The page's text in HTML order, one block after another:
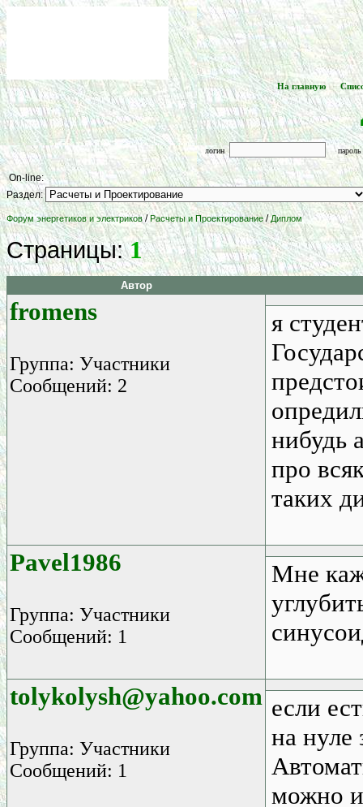
[На главную ] -- [
логин
On-line:
Раздел:
Форум энергетиков и электриков/Расчеты и Проектирование/Диплом
Страницы:1
Автор
fromens
Группа: Участники
Сообщений: 2
я
нибудь
про
таких
Pavel1986
Группа: Участники
Сообщений: 1
Мне
tolykolysh@yahoo.com
Группа: Участники
Сообщений: 1
если
на нуле
можно